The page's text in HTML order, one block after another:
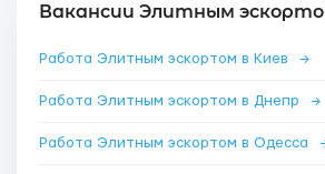
Вакансии Элитным
Работа Элитным эскортом в Киев →
Работа Элитным эскортом в Днепр →
Работа Элитным эскортом в Одесса